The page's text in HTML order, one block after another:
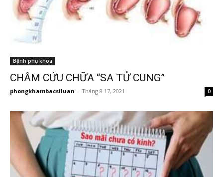
Bệnh phụ khoa
CHÂM CỨU CHỮA “SA TỬ CUNG”
phongkhambacsiluan - Tháng 8 17, 2021 0